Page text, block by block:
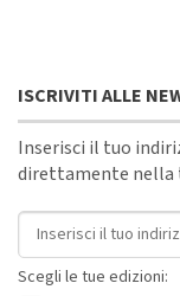
ISCRIVITI ALLE
Inserisci il tuo
direttamente nella
Indirizzo email
Scegli le tue edizioni: